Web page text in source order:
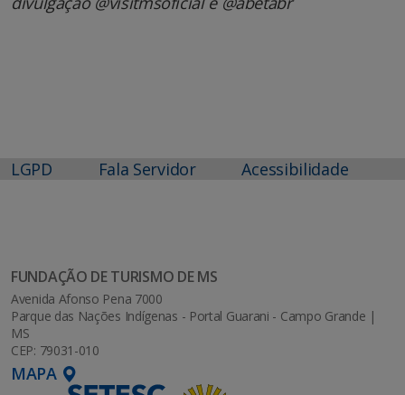
LGPD Fala Servidor Acessibilidade
FUNDAÇÃO DE TURISMO DE MS
Avenida Afonso Pena 7000
Parque das Nações Indígenas - Portal Guarani - Campo Grande |
MS
CEP: 79031-010
MAPA